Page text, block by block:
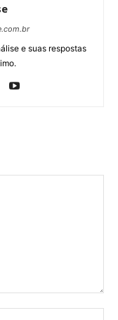
e suas respostas